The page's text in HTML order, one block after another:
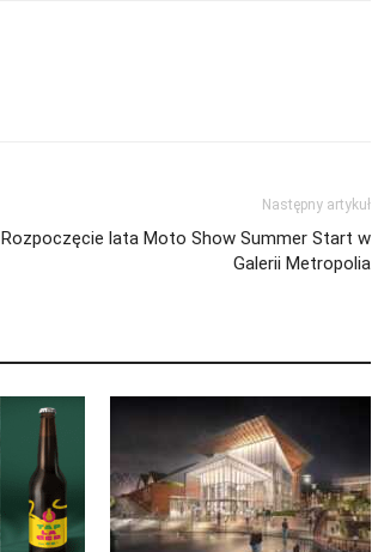
Następny artykuł
Rozpoczęcie lata Moto Show Summer Start w
Galerii Metropolia